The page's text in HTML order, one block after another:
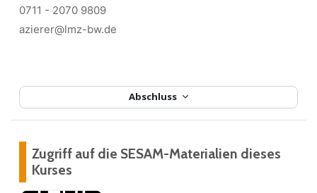
Abschluss
0711 - 2070 9809
azierer@lmz-bw.de
Zugriff auf die SESAM-Materialien dieses
Kurses